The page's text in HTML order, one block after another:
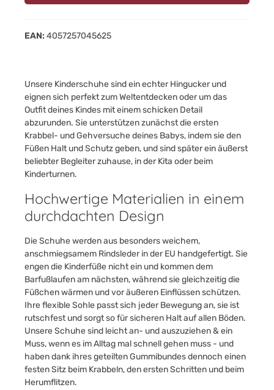
EAN: 4057257045625
Unsere Kinderschuhe sind ein echter Hingucker und
eignen sich perfekt zum Weltentdecken oder um das
Outfit deines Kindes mit einem schicken Detail
abzurunden. Sie unterstützen zunächst die ersten
Krabbel- und Gehversuche deines Babys, indem sie den
Füßen Halt und Schutz geben, und sind später ein äußerst
beliebter Begleiter zuhause, in der Kita oder beim
Kinderturnen.
Hochwertige Materialien in einem
durchdachten Design
Die Schuhe werden aus besonders weichem,
anschmiegsamem Rindsleder in der EU handgefertigt. Sie
engen die Kinderfüße nicht ein und kommen dem
Barfußlaufen am nächsten, während sie gleichzeitig die
Füßchen wärmen und vor äußeren Einflüssen schützen.
Ihre flexible Sohle passt sich jeder Bewegung an, sie ist
rutschfest und sorgt so für sicheren Halt auf allen Böden.
Unsere Schuhe sind leicht an- und auszuziehen & ein
Muss, wenn es im Alltag mal schnell gehen muss - und
haben dank ihres geteilten Gummibundes dennoch einen
festen Sitz beim Krabbeln, den ersten Schritten und beim
Herumflitzen.